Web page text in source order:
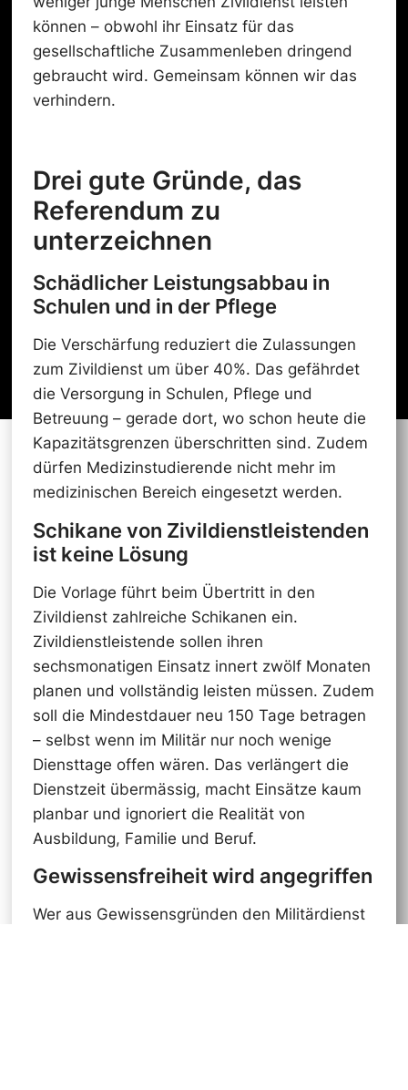
können – obwohl ihr Einsatz für das
gesellschaftliche Zusammenleben dringend
gebraucht wird. Gemeinsam können wir das
verhindern.
Drei gute Gründe, das
Referendum zu
unterzeichnen
Schädlicher Leistungsabbau in
Schulen und in der Pflege
Die Verschärfung reduziert die Zulassungen
zum Zivildienst um über 40%. Das gefährdet
die Versorgung in Schulen, Pflege und
Betreuung – gerade dort, wo schon heute die
Kapazitätsgrenzen überschritten sind. Zudem
dürfen Medizinstudierende nicht mehr im
medizinischen Bereich eingesetzt werden.
Schikane von Zivildienstleistenden
ist keine Lösung
Die Vorlage führt beim Übertritt in den
Zivildienst zahlreiche Schikanen ein.
Zivildienstleistende sollen ihren
sechsmonatigen Einsatz innert zwölf Monaten
planen und vollständig leisten müssen. Zudem
soll die Mindestdauer neu 150 Tage betragen
– selbst wenn im Militär nur noch wenige
Diensttage offen wären. Das verlängert die
Dienstzeit übermässig, macht Einsätze kaum
planbar und ignoriert die Realität von
Ausbildung, Familie und Beruf.
Gewissensfreiheit wird angegriffen
Wer aus Gewissensgründen den Militärdienst